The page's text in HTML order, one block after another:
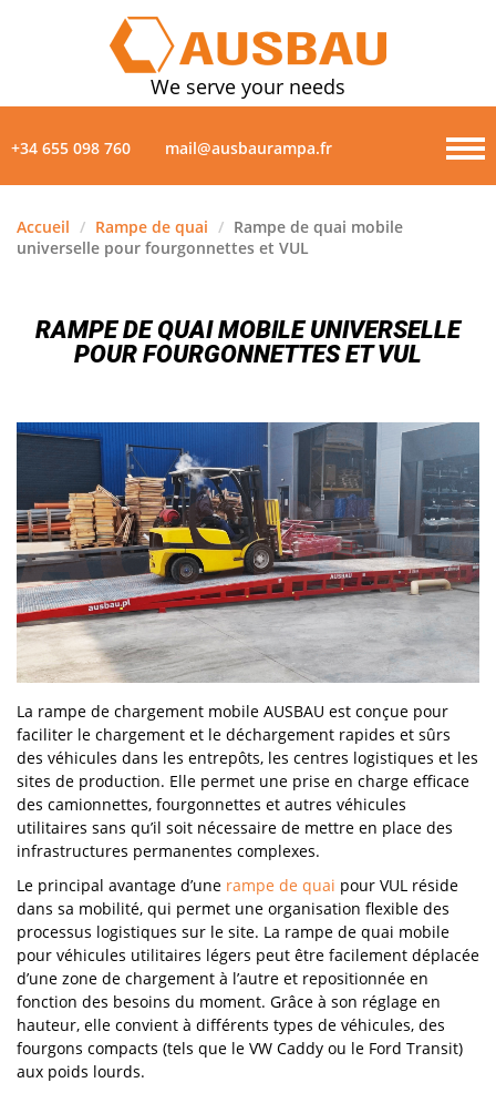
We serve your needs
+34 655 098 760 mail@ausbaurampa.fr
PRODUITS
GALERIE
CONTACTS
Accueil / Rampe de quai / Rampe de quai mobile
universelle pour fourgonnettes et VUL
RAMPE DE QUAI MOBILE UNIVERSELLE
POUR FOURGONNETTES ET VUL
La rampe de chargement mobile AUSBAU est conçue pour
faciliter le chargement et le déchargement rapides et sûrs
des véhicules dans les entrepôts, les centres logistiques et les
sites de production. Elle permet une prise en charge efficace
des camionnettes, fourgonnettes et autres véhicules
utilitaires sans qu’il soit nécessaire de mettre en place des
infrastructures permanentes complexes.
Le principal avantage d’une rampe de quai pour VUL réside
dans sa mobilité, qui permet une organisation flexible des
processus logistiques sur le site. La rampe de quai mobile
pour véhicules utilitaires légers peut être facilement déplacée
d’une zone de chargement à l’autre et repositionnée en
fonction des besoins du moment. Grâce à son réglage en
hauteur, elle convient à différents types de véhicules, des
fourgons compacts (tels que le VW Caddy ou le Ford Transit)
aux poids lourds.